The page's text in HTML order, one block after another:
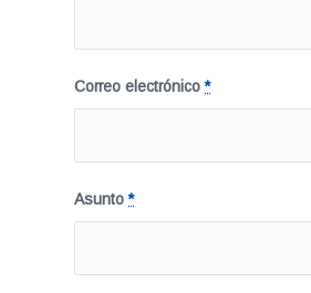
Correo electrónico*
Asunto*